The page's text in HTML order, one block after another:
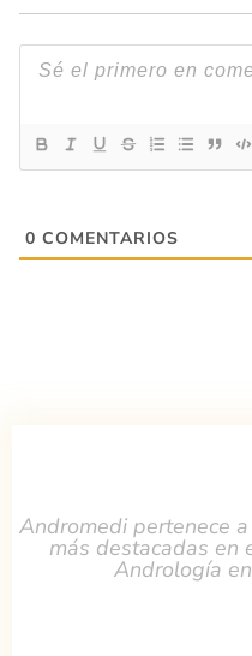
0 COMENTARIOS
Andromedi pertenece
más destacadas en
Andrología